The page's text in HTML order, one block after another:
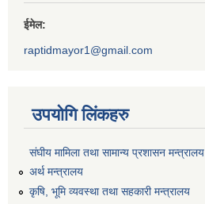
ईमेल:
raptidmayor1@gmail.com
उपयोगि लिंकहरु
संघीय मामिला तथा सामान्य प्रशासन मन्त्रालय
अर्थ मन्त्रालय
कृषि, भूमि व्यवस्था तथा सहकारी मन्त्रालय